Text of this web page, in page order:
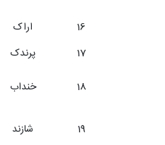
16
اراک
17
پرندک
18
خنداب
19 شازند